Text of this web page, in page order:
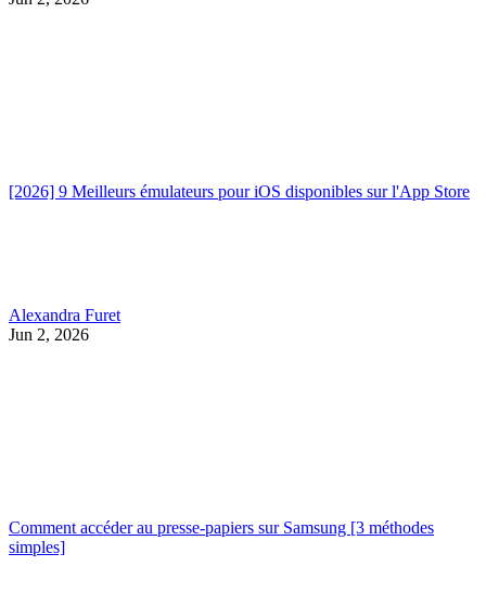
[2026] 9 Meilleurs émulateurs pour iOS disponibles sur l'App Store
Alexandra Furet
Jun 2, 2026
Comment accéder au presse-papiers sur Samsung [3 méthodes
simples]